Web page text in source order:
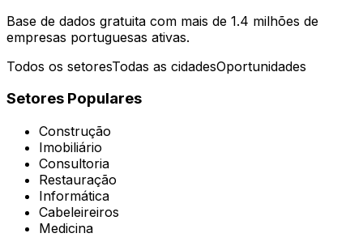
Base de dados gratuita com mais de 1.4 milhões de
empresas portuguesas ativas.
Todos os setoresTodas as cidadesOportunidades
Setores Populares
Construção
Imobiliário
Consultoria
Restauração
Informática
Cabeleireiros
Medicina